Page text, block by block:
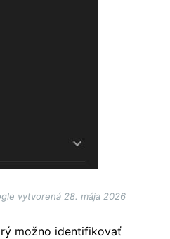
vytvorená 28. mája 2026
možno identifikovať